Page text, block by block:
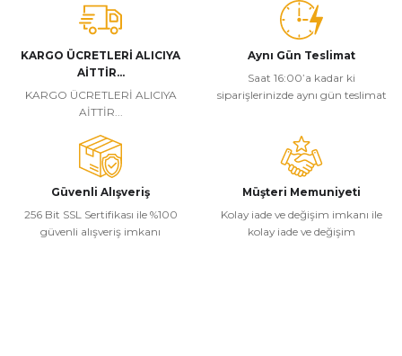
Ürün bilgilerinde hatalar bulunuyor.
Ürün fiyatı diğer sitelerden daha pahalı.
Bu ürüne benzer farklı alternatifler olmalı.
KARGO ÜCRETLERİ ALICIYA
AİTTİR...
KARGO ÜCRETLERİ ALICIYA
AİTTİR...
Aynı Gün Teslimat
Saat 16:00’a kadar ki
siparişlerinizde aynı gün teslimat
Güvenli Alışveriş
256 Bit SSL Sertifikası ile %100
güvenli alışveriş imkanı
Müşteri Memuniyeti
Kolay iade ve değişim imkanı ile
kolay iade ve değişim